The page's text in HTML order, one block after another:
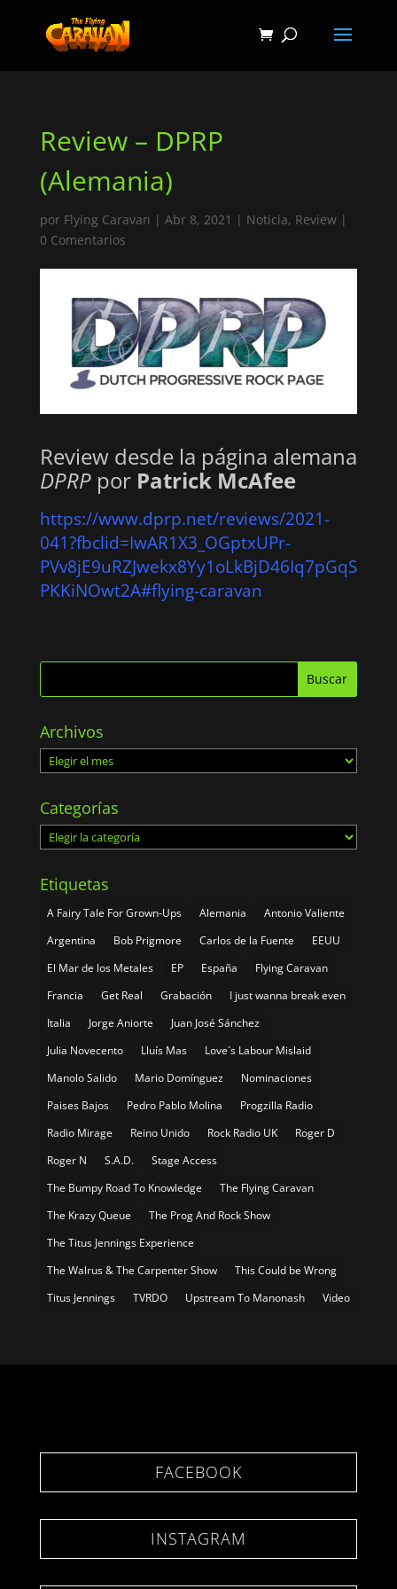
Review – DPRP
(Alemania)
por Flying Caravan | Abr 8, 2021 | Noticia, Review|
0 Comentarios
Review desde la página alemana
DPRP por Patrick McAfee
https://www.dprp.net/reviews/2021-
041?fbclid=IwAR1X3_OGptxUPr-
PVv8jE9uRZJwekx8Yy1oLkBjD46Iq7pGqS
PKKiNOwt2A#flying-caravan
Archivos
Archivos
Categorías
Categorías
Etiquetas
A Fairy Tale For Grown-Ups Alemania
Antonio Valiente
Argentina
Bob Prigmore Carlos de la Fuente
EEUU
El Mar de los Metales
EP España
Flying Caravan
Francia
Get Real Grabación
I just wanna break even
Italia
Jorge Aniorte
Juan José Sánchez
Julia Novecento
Lluís Mas
Love´s Labour Mislaid
Manolo Salido
Mario Domínguez
Nominaciones
Paises Bajos
Pedro Pablo Molina
Progzilla Radio
Radio Mirage
Reino Unido Rock Radio UK
Roger D
Roger N
S.A.D.
Stage Access
The Bumpy Road To Knowledge
The Flying Caravan
The Krazy Queue
The Prog And Rock Show
The Titus Jennings Experience
The Walrus & The Carpenter Show
This Could be Wrong
Titus Jennings
TVRDO Upstream To Manonash Video
FACEBOOK
INSTAGRAM